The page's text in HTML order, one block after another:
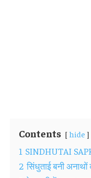
Contents hide
1 SINDHUTAI
2 सिंधुताई बनी अनाथों